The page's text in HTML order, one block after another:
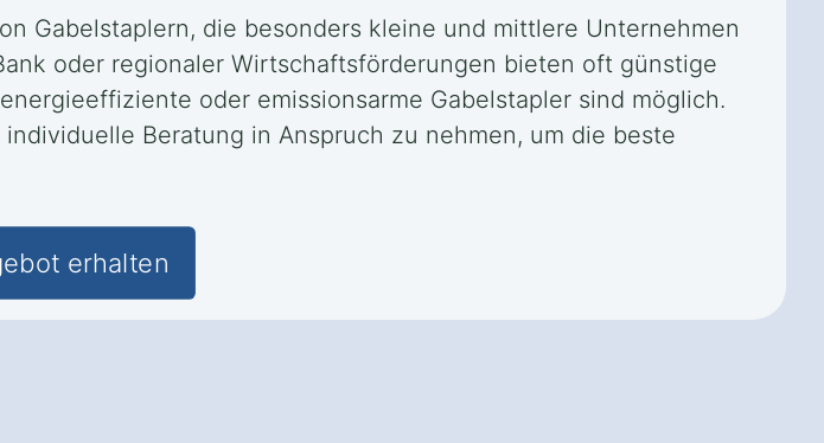
Gabelstaplern, die besonders kleine und mittlere Unternehmen
oder regionaler Wirtschaftsförderungen bieten oft günstige
oder emissionsarme Gabelstapler sind möglich.
Beratung in Anspruch zu nehmen, um die beste
erhalten